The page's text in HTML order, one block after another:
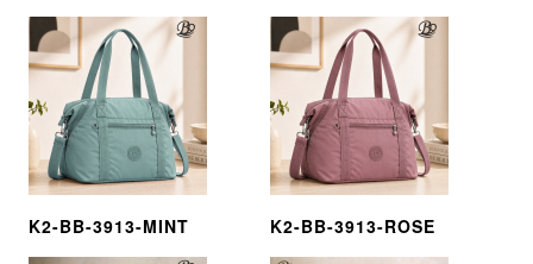
K2-BB-3913-MINT K2-BB-3913-ROSE